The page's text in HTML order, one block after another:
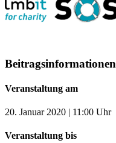
Beitragsinformationen
Veranstaltung am
20. Januar 2020 | 11:00 Uhr
Veranstaltung bis